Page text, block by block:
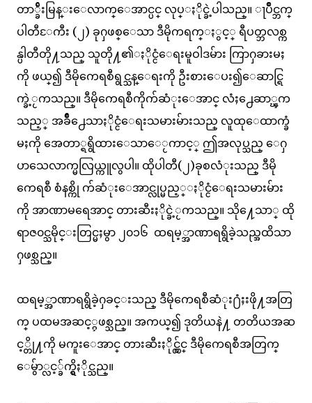
တာ္ခ်ီးမြန္းေလာက္ေအာင္ပင္ လုပ္ႏိုင္ခဲ့ပါသည္။ ႃပိဳင္ဘက္
ပါတီႄကီး (၂) ခုႁဖစ္ေသာ ဒီမိုကရက္ႏွင့္ ရီပတ္ဘလစ္က
န္ပါတီတို႔သည္ သူတို႔၏ႏိုင္ငံေရးမူဝါဒမ်ား ကြာႁခားမႈ
ကို ဖယ္၍ ဒီမိုကေရစီရွင္သန္ေရးကို ဦးစားေပး၍ေဆာင္ရြ
က္ခဲ့ႂကသည္။ ဒီမိုကေရစီကိုက်ဆံုးေအာင္ လံႈ႕ေဆာ္ၾက
သည့္ အခ်ိဳ႕ေသာႏိုင္ငံေရးသမားမ်ားသည္ လူထုေထာက္ခံ
မႈကို အေတာ္ရရွိထားေသာေႂကာင့္ ဤအလုပ္သည္ ေႁ
ပာသေလာက္မလြယ္ကူလွပါ။ ထိုပါတီ(၂)ခုစလံုးသည္ ဒီမို
ကေရစီ စံနစ္ကို က်ဆံုးေအာင္လုပ္မည့္ႏိုင္ငံေရးသမားမ်ား
ကို အာဏာမရေအာင္ တားဆီးႏိုင္ခဲ့ႂကသည္။ သို႔ေသာ္ ထို
ရာဇ၀င္သမိုင္းတြင္မႈမွာ ၂၀၁၆ ထရမ့္အာဏာရရွိခဲ့သည္အထိသာ
ႁဖစ္သည္။
ထရမ့္အာဏာရရွိခဲ့ႁခင္းသည္ ဒီမိုကေရစီဆံုး႐ံႈးဖို႔အတြ
က္ ပထမအဆင့္ႁဖစ္သည္။ အကယ္၍ ဒုတိယနဲ႔ တတိယအဆ
င့္တို႔ကို မကူးေအာင္ တားဆီးႏိုင္လွ်င္ ဒီမိုကေရစီအတြက္
ေမွ်ာ္လင့္ခ်က္ရွိႏိုင္သည္။